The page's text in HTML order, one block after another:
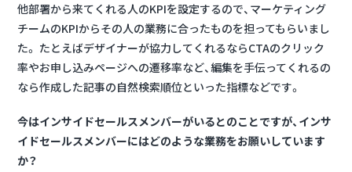
他部署から来てくれる人のKPIを設定するので、マーケティング
チームのKPIからその人の業務に合ったものを担ってもらいまし
た。 たとえばデザイナーが協力してくれるならCTAのクリック
率やお申し込みページへの遷移率など、編集を手伝ってくれるの
なら作成した記事の自然検索順位といった指標などです。
今はインサイドセールスメンバーがいるとのことですが、インサ
イドセールスメンバーにはどのような業務をお願いしています
か？